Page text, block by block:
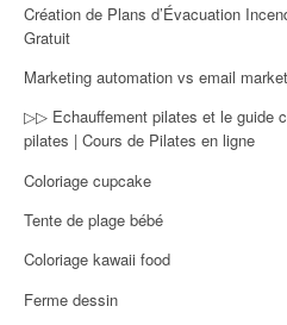
Création de Plans d’Évacuation
Gratuit
Marketing automation vs email
▷▷ Echauffement pilates et le guide
pilates | Cours de Pilates en ligne
Coloriage cupcake
Tente de plage bébé
Coloriage kawaii food
Ferme dessin